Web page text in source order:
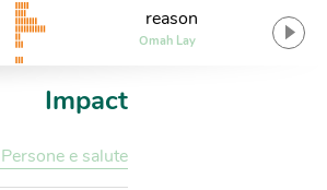
reason
Omah Lay
Impact
Persone e salute